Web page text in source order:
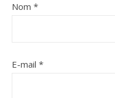
Nom *
E-mail *